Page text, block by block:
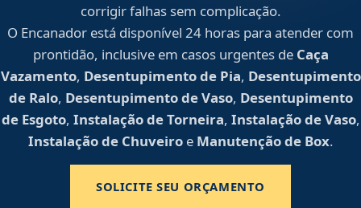
corrigir falhas sem complicação.
O Encanador está disponível 24 horas para atender com
prontidão, inclusive em casos urgentes de Caça
Vazamento, Desentupimento de Pia, Desentupimento
de Ralo, Desentupimento de Vaso, Desentupimento
de Esgoto, Instalação de Torneira, Instalação de Vaso,
Instalação de Chuveiroe Manutenção de Box.
SOLICITE SEU ORÇAMENTO